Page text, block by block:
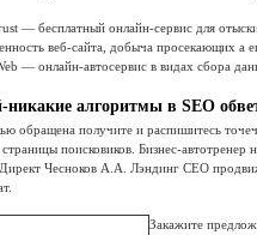
— бесплатный онлайн-сервис для
веб-сайта, добыча просекающих а
— онлайн-автосервис в видах сбора
никакие алгоритмы в SEO
обращена получите и распишитесь
страницы поисковиков. Бизнес-
Чесноков А.А. Лэндинг СЕО
Закажите